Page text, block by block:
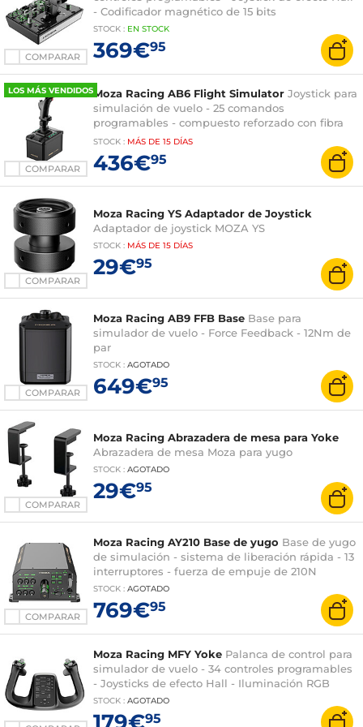
COMPARAR
- Codificador magnético de 15 bits
STOCK : EN STOCK
369€95
LOS MÁS VENDIDOS
COMPARAR
Moza Racing AB6 Flight Simulator Joystick para
simulación de vuelo - 25 comandos
programables - compuesto reforzado con fibra
de carbono
STOCK : MÁS DE 15 DÍAS
436€95
COMPARAR
Moza Racing YS Adaptador de Joystick
Adaptador de joystick MOZA YS
STOCK : MÁS DE 15 DÍAS
29€95
COMPARAR
Moza Racing AB9 FFB Base Base para
simulador de vuelo - Force Feedback - 12Nm de
par
STOCK : AGOTADO
649€95
COMPARAR
Moza Racing Abrazadera de mesa para Yoke
Abrazadera de mesa Moza para yugo
STOCK : AGOTADO
29€95
COMPARAR
Moza Racing AY210 Base de yugo Base de yugo
de simulación - sistema de liberación rápida - 13
interruptores - fuerza de empuje de 210N
STOCK : AGOTADO
769€95
Moza Racing MFY Yoke Palanca de control para
simulador de vuelo - 34 controles programables
- Joysticks de efecto Hall - Iluminación RGB
STOCK : AGOTADO
95